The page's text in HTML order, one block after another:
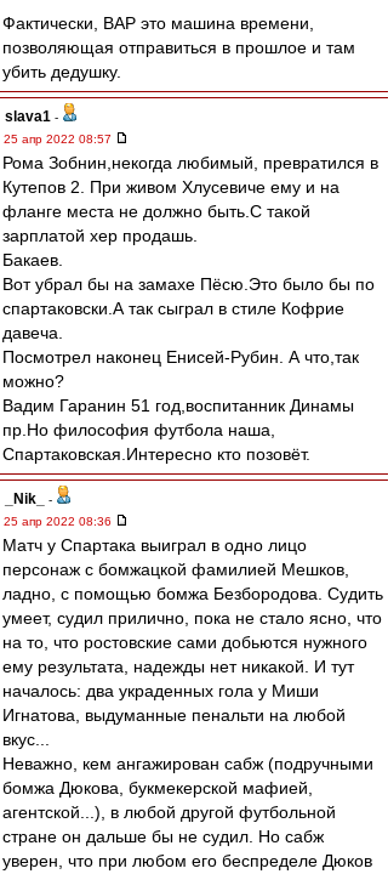
Фактически, ВАР это машина времени,
позволяющая отправиться в прошлое и там
убить дедушку.
slava1 -
25 апр 2022 08:57
Рома Зобнин,некогда любимый, превратился в
Кутепов 2. При живом Хлусевиче ему и на
фланге места не должно быть.С такой
зарплатой хер продашь.
Бакаев.
Вот убрал бы на замахе Пёсю.Это было бы по
спартаковски.А так сыграл в стиле Кофрие
давеча.
Посмотрел наконец Енисей-Рубин. А что,так
можно?
Вадим Гаранин 51 год,воспитанник Динамы
пр.Но философия футбола наша,
Спартаковская.Интересно кто позовёт.
_Nik_
-
25 апр 2022 08:36
Матч у Спартака выиграл в одно лицо
персонаж с бомжацкой фамилией Мешков,
ладно, с помощью бомжа Безбородова. Судить
умеет, судил прилично, пока не стало ясно, что
на то, что ростовские сами добьются нужного
ему результата, надежды нет никакой. И тут
началось: два украденных гола у Миши
Игнатова, выдуманные пенальти на любой
вкус...
Неважно, кем ангажирован сабж (подручными
бомжа Дюкова, букмекерской мафией,
агентской...), в любой другой футбольной
стране он дальше бы не судил. Но сабж
уверен, что при любом его беспределе Дюков